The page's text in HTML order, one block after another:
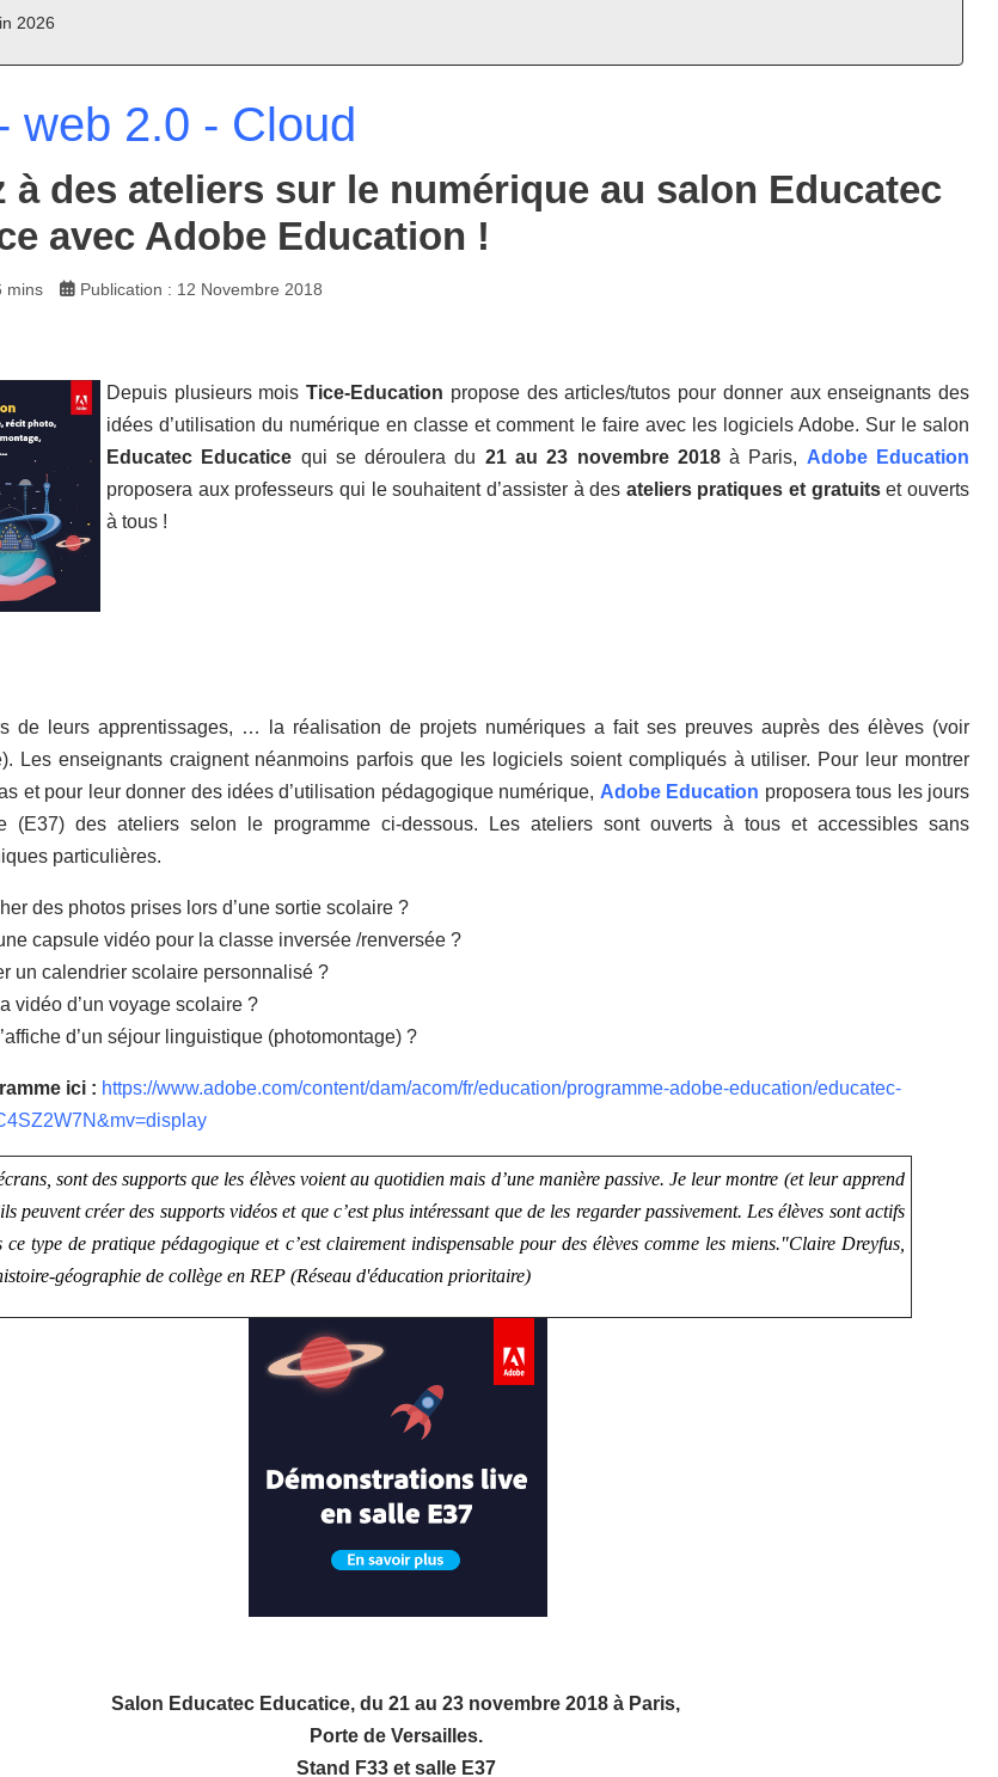
2026
web 2.0 - Cloud
à des ateliers sur le numérique au salon Educatec
avec Adobe Education !
mins Publication : 12 Novembre 2018
Depuis plusieurs moisTice-Education propose des articles/tutos pour donner aux enseignants des
idées d’utilisation du numérique en classe et comment le faire avec les logiciels Adobe. Sur le salon
Educatec Educatice qui se déroulera du 21 au 23 novembre 2018à Paris, Adobe Education
proposera aux professeurs qui le souhaitent d’assister à des ateliers pratiques et gratuitset ouverts
à tous !
de leurs apprentissages, … la réalisation de projets numériques a fait ses preuves auprès des élèves (voir
Les enseignants craignent néanmoins parfois que les logiciels soient compliqués à utiliser. Pour leur montrer
et pour leur donner des idées d’utilisation pédagogique numérique, Adobe Education proposera tous les jours
des ateliers selon le programme ci-dessous. Les ateliers sont ouverts à tous et accessibles sans
particulières.
des photos prises lors d’une sortie scolaire ?
capsule vidéo pour la classe inversée /renversée ?
un calendrier scolaire personnalisé ?
vidéo d’un voyage scolaire ?
d’un séjour linguistique (photomontage) ?
ici : https://www.adobe.com/content/dam/acom/fr/education/programme-adobe-education/educatec-
sont des supports que les élèves voient au quotidien mais d’une manière passive. Je leur montre (et leur apprend
peuvent créer des supports vidéos et que c’est plus intéressant que de les regarder passivement. Les élèves sont actifs
ce type de pratique pédagogique et c’est clairement indispensable pour des élèves comme les miens."Claire Dreyfus,
géographie de collège en REP (Réseau d'éducation prioritaire)
Salon Educatec Educatice, du 21 au 23 novembre 2018 à Paris,
Porte de Versailles.
Stand F33 et salle E37